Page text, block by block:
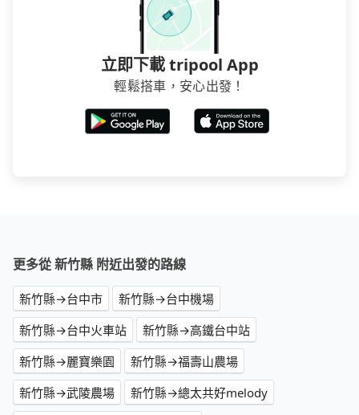
立即下載 tripool App
輕鬆搭車，安心出發！
更多從 新竹縣 附近出發的路線
新竹縣→台中市
新竹縣→台中機場
新竹縣→台中火車站
新竹縣→高鐵台中站
新竹縣→麗寶樂園
新竹縣→福壽山農場
新竹縣→武陵農場
新竹縣→總太共好melody